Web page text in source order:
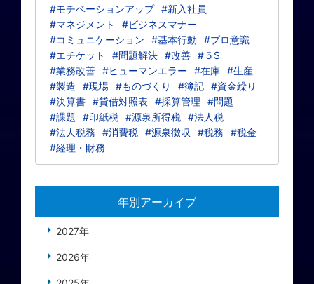
#モチベーションアップ #新入社員
#マネジメント
#ビジネスマナー
#コミュニケーション
#基本行動
#プロ意識
#エチケット
#問題解決 #改善 #５S
#業務改善 #ヒューマンエラー #在庫 #生産
#製造
#現場 #ものづくり #簿記 #資金繰り
#決算書 #貸借対照表 #採算管理
#問題
#課題
#印紙税 #源泉所得税 #法人税
#法人税務
#消費税 #源泉徴収 #税務
#税金
#経理・財務
年別アーカイブ
2027年
2026年